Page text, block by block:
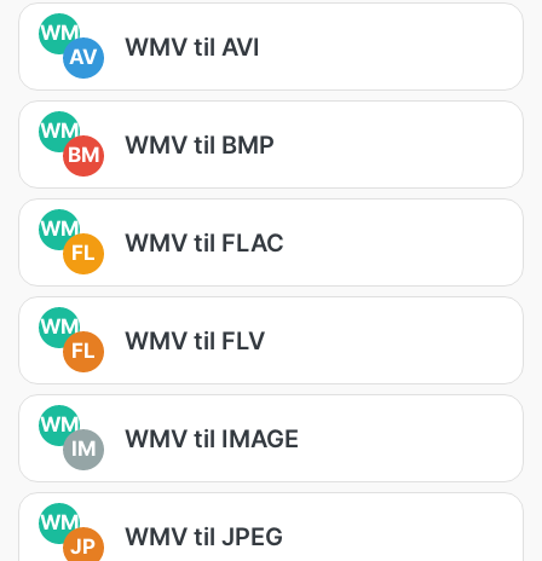
WM
AV
WMV til AVI
WM
BM
WMV til BMP
WM
FL
WMV til FLAC
WM
FL
WMV til FLV
WM
IM
WMV til IMAGE
WM
JP
WMV til JPEG